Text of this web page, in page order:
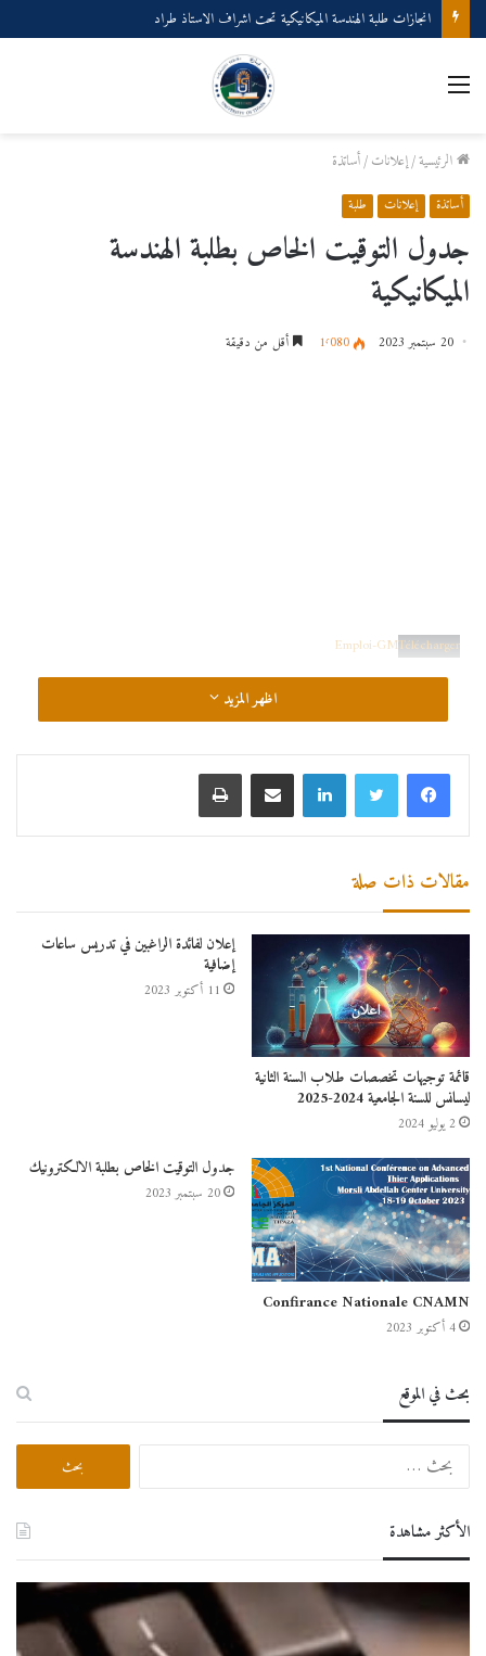
انجازات طلبة الهندسة الميكانيكية تحت اشراف الاستاذ طراد
القائمة
الرئيسية/إعلانات/أساتذة
أساتذة إعلانات طلبة
جدول التوقيت الخاص بطلبة الهندسة
الميكانيكية
20 سبتمبر 2023 1٬080 أقل من دقيقة
Emploi-GMTélécharger
اظهر المزيد
لينكدإن مشاركة عبر البريد طباعة
مقالات ذات صلة
قائمة توجيهات تخصصات طلاب السنة الثانية
ليسانس للسنة الجامعية 2024-2025
2 يوليو 2024
إعلان لفائدة الراغبين في تدريس ساعات
إضافية
11 أكتوبر 2023
Confirance Nationale CNAMN
4 أكتوبر 2023
جدول التوقيت الخاص بطلبة الالكترونيك
20 سبتمبر 2023
بحث في الموقع
البحث
الأكثر مشاهدة